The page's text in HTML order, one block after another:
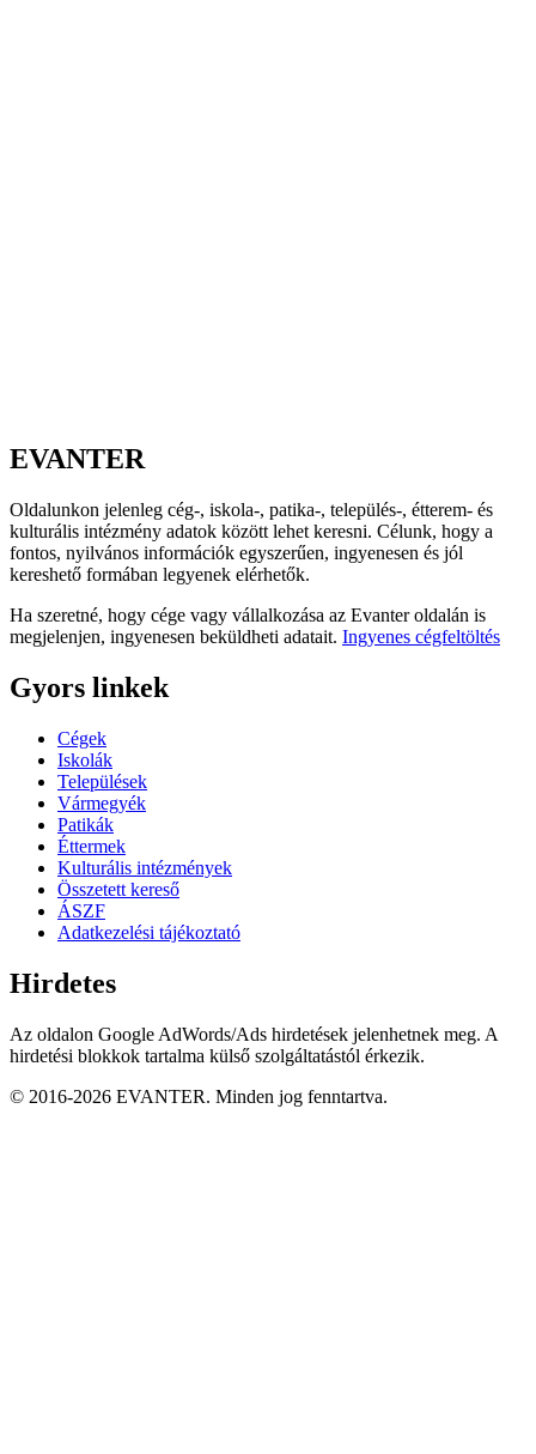
EVANTER
Oldalunkon jelenleg cég-, iskola-, patika-, település-, étterem- és
kulturális intézmény adatok között lehet keresni. Célunk, hogy a
fontos, nyilvános információk egyszerűen, ingyenesen és jól
kereshető formában legyenek elérhetők.
Ha szeretné, hogy cége vagy vállalkozása az Evanter oldalán is
megjelenjen, ingyenesen beküldheti adatait. Ingyenes cégfeltöltés
Gyors linkek
Cégek
Iskolák
Települések
Vármegyék
Patikák
Éttermek
Kulturális intézmények
Összetett kereső
ÁSZF
Adatkezelési tájékoztató
Hirdetes
Az oldalon Google AdWords/Ads hirdetések jelenhetnek meg. A
hirdetési blokkok tartalma külső szolgáltatástól érkezik.
© 2016-2026 EVANTER. Minden jog fenntartva.